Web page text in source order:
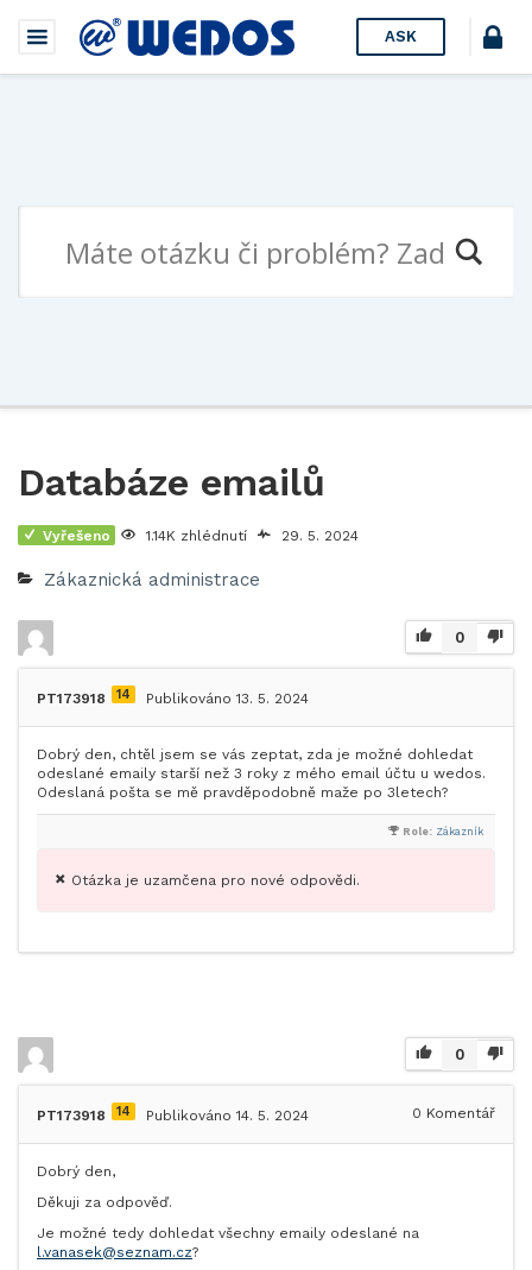
ASK
Databáze emailů
Vyřešeno 1.14K zhlédnutí 29. 5. 2024
Zákaznická administrace
0
PT173918 14 Publikováno 13. 5. 2024
Dobrý den, chtěl jsem se vás zeptat, zda je možné dohledat
odeslané emaily starší než 3 roky z mého email účtu u wedos.
Odeslaná pošta se mě pravděpodobně maže po 3letech?
Role: Zákazník
Otázka je uzamčena pro nové odpovědi.
0
PT173918 14 Publikováno 14. 5. 2024 0 Komentář
Dobrý den,
Děkuji za odpověď.
Je možné tedy dohledat všechny emaily odeslané na
l.vanasek@seznam.cz?